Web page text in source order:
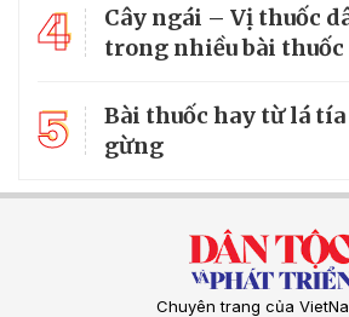
4
Cây ngái – Vị thuốc
trong nhiều bài thuốc
5
Bài thuốc hay từ lá
gừng
Chuyên trang của